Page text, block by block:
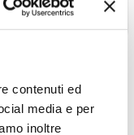
contenuti ed
media e per
inoltre